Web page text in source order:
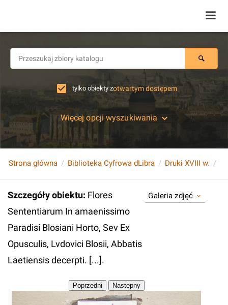
tylko obiekty zotwartym dostępem
Więcej opcji wyszukiwania
Strona główna Biblioteka Cyfrowa dLibra Druki XVIII w.
Szczegóły obiektu: Flores
Sententiarum In amaenissimo
Paradisi Blosiani Horto, Sev Ex
Opusculis, Lvdovici Blosii, Abbatis
Laetiensis decerpti. [...].
Galeria zdjęć